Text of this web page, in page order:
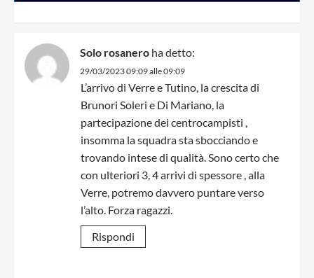
Solo rosanero ha detto:
29/03/2023 09:09 alle 09:09
L’arrivo di Verre e Tutino, la crescita di
Brunori Soleri e Di Mariano, la
partecipazione dei centrocampisti ,
insomma la squadra sta sbocciando e
trovando intese di qualità. Sono certo che
con ulteriori 3, 4 arrivi di spessore , alla
Verre, potremo davvero puntare verso
l’alto. Forza ragazzi.
Rispondi